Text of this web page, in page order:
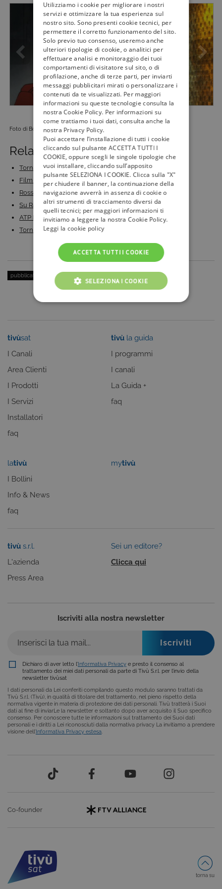
Foto di Boing Spa
Related Posts:
Torna su La 5 ‘Cambio casa cambio vita!’ con Andrea…
Film di Natale 2023: i più bei film di Natale da…
Rosso Volante su Rai 1: Giorgio Pasotti nei panni di…
Su Rai Gulp in onda il giallo cartoon Mystery Lane:…
ATP Finals 2023, Jannik Sinner e i migliori tennisti…
Torna su Nove la nuova edizione di ‘Cambio moglie’:…
pubblicato il: 9 Dicembre 2015
tivùsat
I Canali
Area Clienti
I Prodotti
I Servizi
Installatori
faq
tivù la guida
I programmi
I canali
La Guida +
faq
lativù
I Bollini
Info & News
faq
mytivù
tivù s.r.l.
L'azienda
Press Area
Sei un editore?
Clicca qui
Iscriviti alla nostra newsletter
Dichiaro di aver letto l’Informativa Privacy e presto il consenso al
trattamento dei miei dati personali da parte di Tivù S.r.l. per l’invio della
newsletter tivùsat
I dati personali da Lei conferiti compilando questo modulo saranno trattati da
Tivù S.r.l. (Tivù), in qualità di titolare del trattamento, nel pieno rispetto della
normativa vigente in materia di protezione dei dati personali. Tivù tratterà i Suoi
dati al fine di inviarLe la newsletter e soltanto dopo aver acquisito il Suo specifico
consenso. Per conoscere tutte le informazioni sul trattamento dei Suoi dati
personali e i diritti a Lei riconosciuti dalla normativa privacy La invitiamo a prendere
visione dell’Informativa Privacy estesa
Co-founder
torna su
Utilizziamo i cookie per migliorare i nostri
servizi e ottimizzare la tua esperienza sul
nostro sito. Sono presenti cookie tecnici, per
permettere il corretto funzionamento del sito.
Solo previo tuo consenso, useremo anche
ulteriori tipologie di cookie, o analitici per
effettuare analisi e monitoraggio dei tuoi
comportamenti di visitatore sul sito, o di
profilazione, anche di terze parti, per inviarti
messaggi pubblicitari mirati o personalizzare i
contenuti da te visualizzati. Per maggiori
informazioni su queste tecnologie consulta la
nostra Cookie Policy. Per informazioni su
come trattiamo i tuoi dati, consulta anche la
nostra Privacy Policy.
Puoi accettare l’installazione di tutti i cookie
cliccando sul pulsante ACCETTA TUTTI I
COOKIE, oppure scegli le singole tipologie che
vuoi installare, cliccando sull’apposito
pulsante SELEZIONA I COOKIE. Clicca sulla "X"
per chiudere il banner, la continuazione della
navigazione avverrà in assenza di cookie o
altri strumenti di tracciamento diversi da
quelli tecnici; per maggiori informazioni ti
invitiamo a leggere la nostra Cookie Policy.
Leggi la cookie policy
ACCETTA TUTTI I COOKIE
SELEZIONA I COOKIE
COOKIE TECNICI
COOKIE DI PROFILAZIONE
risposta ad azioni da te effettuate nel corso della
Inoltre, ti permetteranno di navigare sul sito
alcune parti del sito non funzioneranno
www.tivu.tv
sessione
siti scritti
tecnologie
basate su
Microsoft
Solitamente
utilizzato per
una sessione
utente
dal server.
CookieScriptConsent
CookieScript
6 mesi
Questo
ASP.NET_SessionId
Cookie di
sessione
piattaforma
uso